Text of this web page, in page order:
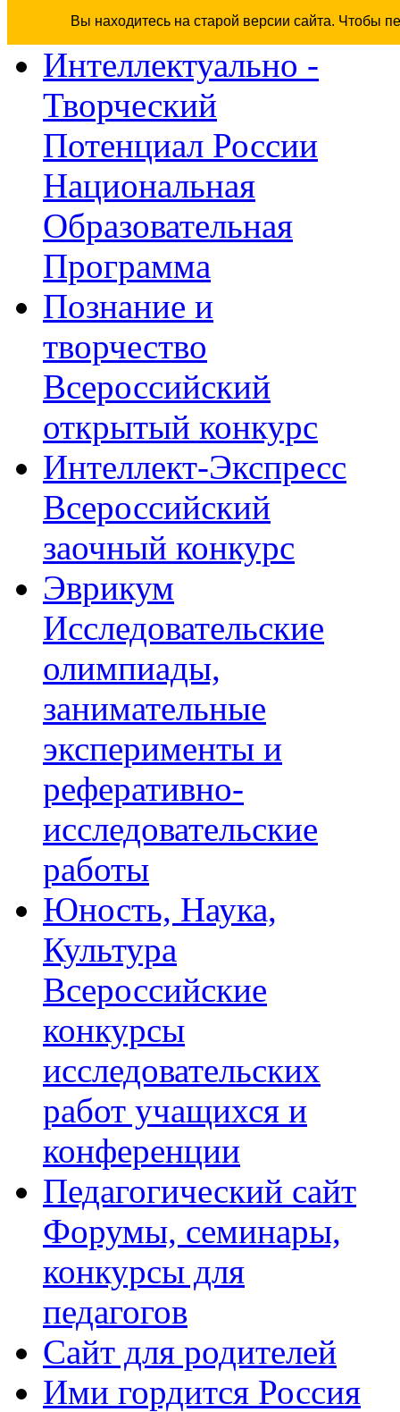
Вы находитесь на старой версии сайта. Чтобы
Интеллектуально -
Творческий
Потенциал России
Национальная
Образовательная
Программа
Познание и
творчество
Всероссийский
открытый конкурс
Интеллект-Экспресс
Всероссийский
заочный конкурс
Эврикум
Исследовательские
олимпиады,
занимательные
эксперименты и
реферативно-
исследовательские
работы
Юность, Наука,
Культура
Всероссийские
конкурсы
исследовательских
работ учащихся и
конференции
Педагогический сайт
Форумы, семинары,
конкурсы для
педагогов
Сайт для родителей
Ими гордится Россия